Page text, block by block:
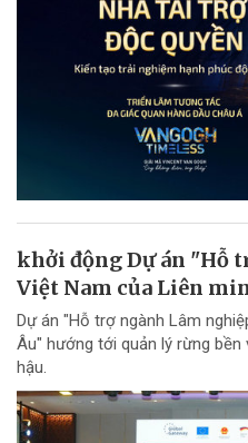
khởi động Dự án "Hỗ
Việt Nam của Liên
Dự án "Hỗ trợ ngành Lâm
Âu" hướng tới quản lý rừng
hậu.